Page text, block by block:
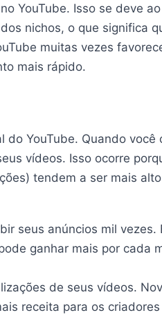
YouTube. Isso se deve
nichos, o que significa
muitas vezes
mais rápido.
YouTube. Quando você
vídeos. Isso ocorre
tendem a ser mais
seus anúncios mil vezes.
ganhar mais por cada
de seus vídeos.
receita para os